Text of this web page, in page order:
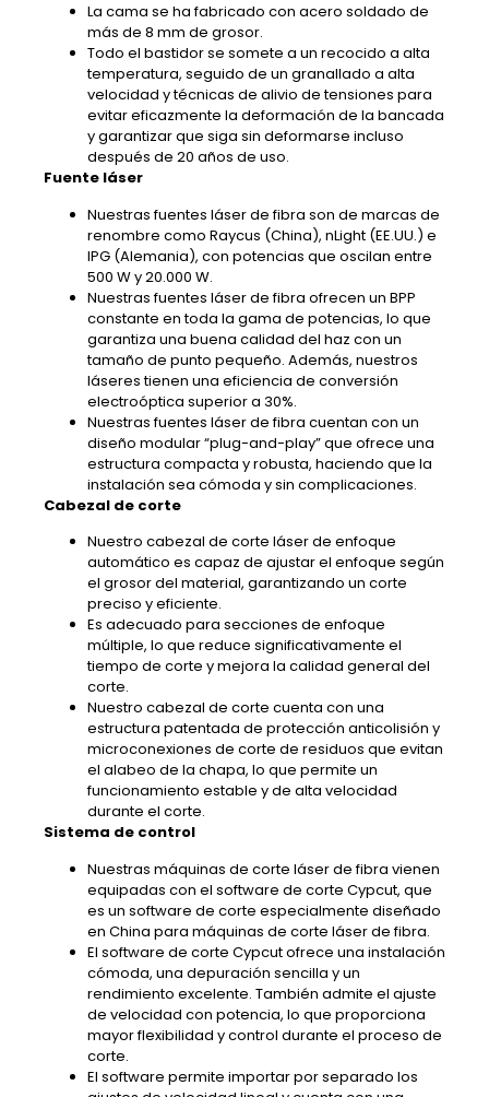
La cama se ha fabricado con acero soldado de
más de 8 mm de grosor.
Todo el bastidor se somete a un recocido a alta
temperatura, seguido de un granallado a alta
velocidad y técnicas de alivio de tensiones para
evitar eficazmente la deformación de la bancada
y garantizar que siga sin deformarse incluso
después de 20 años de uso.
Fuente láser
Nuestras fuentes láser de fibra son de marcas de
renombre como Raycus (China), nLight (EE.UU.) e
IPG (Alemania), con potencias que oscilan entre
500 W y 20.000 W.
Nuestras fuentes láser de fibra ofrecen un BPP
constante en toda la gama de potencias, lo que
garantiza una buena calidad del haz con un
tamaño de punto pequeño. Además, nuestros
láseres tienen una eficiencia de conversión
electroóptica superior a 30%.
Nuestras fuentes láser de fibra cuentan con un
diseño modular “plug-and-play” que ofrece una
estructura compacta y robusta, haciendo que la
instalación sea cómoda y sin complicaciones.
Cabezal de corte
Nuestro cabezal de corte láser de enfoque
automático es capaz de ajustar el enfoque según
el grosor del material, garantizando un corte
preciso y eficiente.
Es adecuado para secciones de enfoque
múltiple, lo que reduce significativamente el
tiempo de corte y mejora la calidad general del
corte.
Nuestro cabezal de corte cuenta con una
estructura patentada de protección anticolisión y
microconexiones de corte de residuos que evitan
el alabeo de la chapa, lo que permite un
funcionamiento estable y de alta velocidad
durante el corte.
Sistema de control
Nuestras máquinas de corte láser de fibra vienen
equipadas con el software de corte Cypcut, que
es un software de corte especialmente diseñado
en China para máquinas de corte láser de fibra.
El software de corte Cypcut ofrece una instalación
cómoda, una depuración sencilla y un
rendimiento excelente. También admite el ajuste
de velocidad con potencia, lo que proporciona
mayor flexibilidad y control durante el proceso de
corte.
El software permite importar por separado los